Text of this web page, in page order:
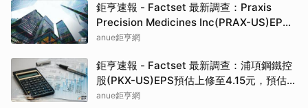
鉅亨速報 - Factset 最新調查：Praxis
Precision Medicines Inc(PRAX-US)EPS
預估上修至-14.21元，預估目標價為550.00
anue鉅亨網
鉅亨速報 - Factset 最新調查：浦項鋼鐵控
股(PKX-US)EPS預估上修至4.15元，預估目
標價為81.50元
anue鉅亨網